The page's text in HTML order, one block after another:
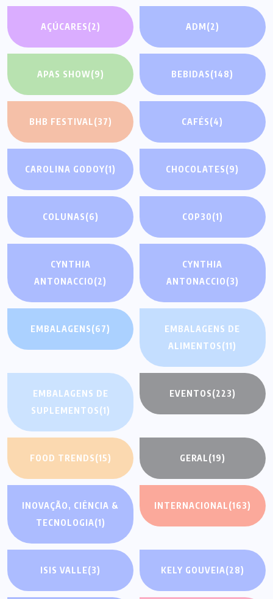
AÇÚCARES(2) ADM(2)
APAS SHOW(9) BEBIDAS(148)
BHB FESTIVAL(37) CAFÉS(4)
CAROLINA GODOY(1) CHOCOLATES(9)
COLUNAS(6) COP30(1)
CYNTHIA
ANTONACCIO(2)
CYNTHIA
ANTONACCIO(3)
EMBALAGENS(67)
EMBALAGENS DE
ALIMENTOS(11)
EMBALAGENS DE
SUPLEMENTOS(1)
EVENTOS(223)
FOOD TRENDS(15) GERAL(19)
INOVAÇÃO, CIÊNCIA &
TECNOLOGIA(1)
INTERNACIONAL(163)
ISIS VALLE(3) KELY GOUVEIA(28)